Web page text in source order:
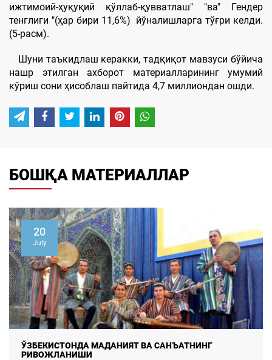
ижтимоий-ҳуқуқий қўллаб-қувватлаш" "ва" Гендер
тенглиги "(ҳар бири 11,6%) йўналишларга тўғри келди.
(5-расм).
Шуни таъкидлаш керакки, тадқиқот мавзуси бўйича
нашр этилган ахборот материалларининг умумий
кўриш сони ҳисоблаш пайтида 4,7 миллиондан ошди.
БОШҚА МАТЕРИАЛЛАР
20
July
ЎЗБЕКИСТОНДА МАДАНИЯТ ВА САНЪАТНИНГ
РИВОЖЛАНИШИ